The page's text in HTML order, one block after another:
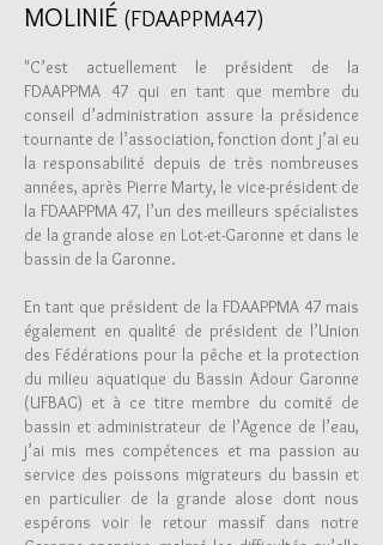
MOLINIÉ (FDAAPPMA47)
"C’est actuellement le président de la
FDAAPPMA 47 qui en tant que membre du
conseil d’administration assure la présidence
tournante de l’association, fonction dont j’ai eu
la responsabilité depuis de très nombreuses
années, après Pierre Marty, le vice-président de
la FDAAPPMA 47, l’un des meilleurs spécialistes
de la grande alose en Lot-et-Garonne et dans le
bassin de la Garonne.
En tant que président de la FDAAPPMA 47 mais
également en qualité de président de l’Union
des Fédérations pour la pêche et la protection
du milieu aquatique du Bassin Adour Garonne
(UFBAG) et à ce titre membre du comité de
bassin et administrateur de l’Agence de l’eau,
j’ai mis mes compétences et ma passion au
service des poissons migrateurs du bassin et
en particulier de la grande alose dont nous
espérons voir le retour massif dans notre